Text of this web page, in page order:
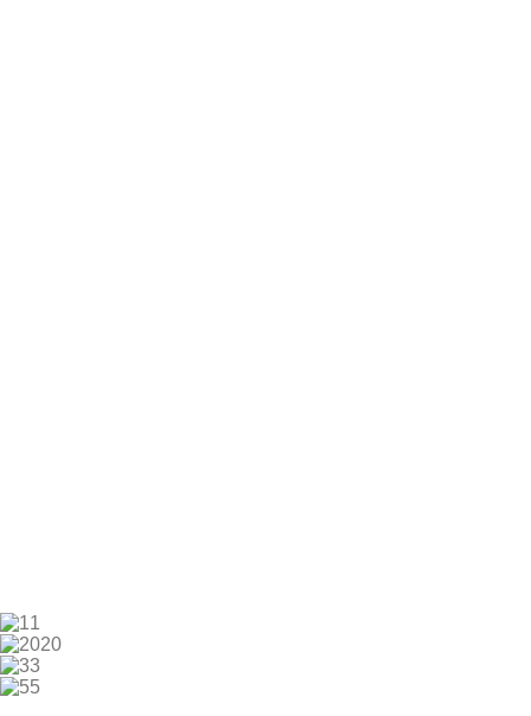
1
20
3
5